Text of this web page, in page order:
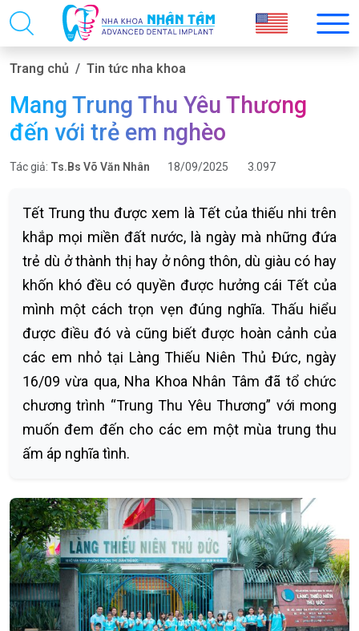
Trang chủ Tin tức nha khoa
Mang Trung Thu Yêu Thương
đến với trẻ em nghèo
Tác giả: Ts.Bs Võ Văn Nhân 18/09/2025 3.097
Tết Trung thu được xem là Tết của thiếu nhi trên
khắp mọi miền đất nước, là ngày mà những đứa
trẻ dù ở thành thị hay ở nông thôn, dù giàu có hay
khốn khó đều có quyền được hưởng cái Tết của
mình một cách trọn vẹn đúng nghĩa. Thấu hiểu
được điều đó và cũng biết được hoàn cảnh của
các em nhỏ tại Làng Thiếu Niên Thủ Đức, ngày
16/09 vừa qua, Nha Khoa Nhân Tâm đã tổ chức
chương trình “Trung Thu Yêu Thương” với mong
muốn đem đến cho các em một mùa trung thu
ấm áp nghĩa tình.